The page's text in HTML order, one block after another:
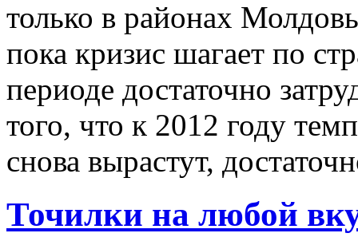
только в районах
пока кризис шагает по
периоде достаточно
того, что к 2012 году
снова вырастут,
Точилки на любой